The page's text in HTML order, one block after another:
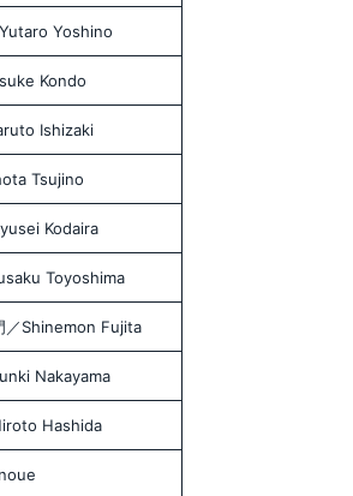
Yoshino
Kondo
Ishizaki
Tsujino
Kodaira
Toyoshima
／Shinemon Fujita
Nakayama
Hashida